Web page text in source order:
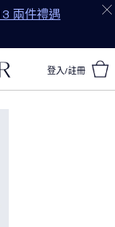
兩件禮遇
登入/註冊